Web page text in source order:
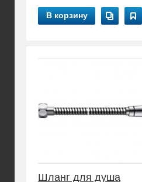
В корзину
Шланг для душа